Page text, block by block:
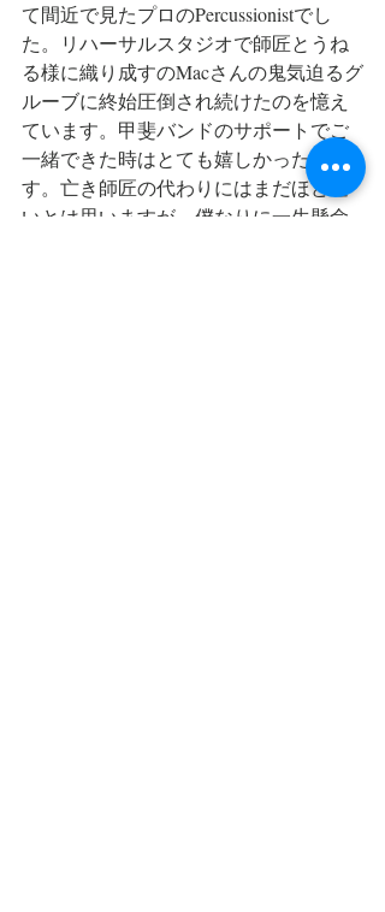
て間近で見たプロのPercussionistでし
た。リハーサルスタジオで師匠とうね
る様に織り成すのMacさんの鬼気迫るグ
ルーブに終始圧倒され続けたのを憶え
ています。甲斐バンドのサポートでご
一緒できた時はとても嬉しかったで
す。亡き師匠の代わりにはまだほど遠
いとは思いますが、僕なりに一生懸命